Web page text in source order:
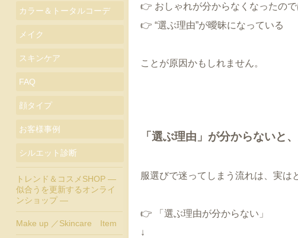
👉 おしゃれが分からなくなったので
👉 “選ぶ理由”が曖昧になっている
ことが原因かもしれません。
「選ぶ理由」が分からないと
服選びで迷ってしまう流れは、実は
👉 「選ぶ理由が分からない」
↓
カラー＆トータルコーデ
メイク
スキンケア
FAQ
顔タイプ
お客様事例
シルエット診断
トレンド＆コスメSHOP ―
似合うを更新するオンライ
ンショップ ―
Make up ／Skincare Item